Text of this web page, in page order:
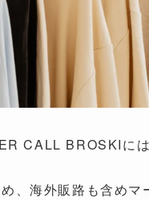
CALL BROSKIに
、海外販路も含め